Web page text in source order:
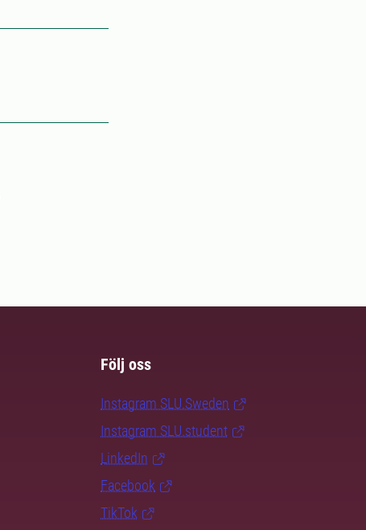
Följ oss
Instagram SLU.Sweden
Instagram SLU.student
LinkedIn
Facebook
TikTok